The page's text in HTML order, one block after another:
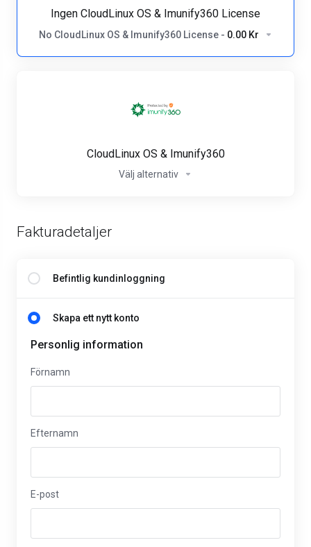
Ingen CloudLinux OS & Imunify360 License
No CloudLinux OS & Imunify360 License - 0.00 Kr
CloudLinux OS & Imunify360
Välj alternativ
Fakturadetaljer
Befintlig kundinloggning
Skapa ett nytt konto
Personlig information
Förnamn
Efternamn
E-post